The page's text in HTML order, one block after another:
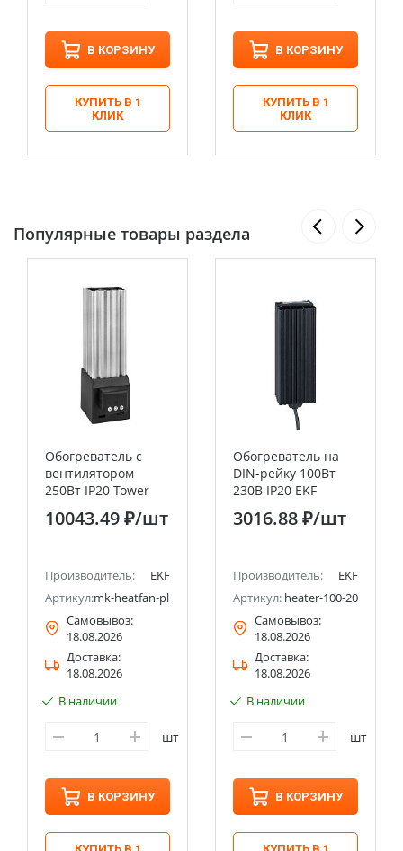
В КОРЗИНУ
КУПИТЬ В 1
КЛИК
В КОРЗИНУ
КУПИТЬ В 1
КЛИК
Популярные товары раздела
Обогреватель с
вентилятором
250Вт IP20 Tower
Plus EKF PROxima
10043.49 ₽/шт
Производитель:
EKF
Артикул:mk-heatfan-plus-250
Самовывоз:
18.08.2026
Доставка:
18.08.2026
В наличии
шт
В КОРЗИНУ
Обогреватель на
DIN-рейку 100Вт
230В IP20 EKF
3016.88 ₽/шт
Производитель:
EKF
Артикул: heater-100-20
Самовывоз:
18.08.2026
Доставка:
18.08.2026
В наличии
шт
В КОРЗИНУ